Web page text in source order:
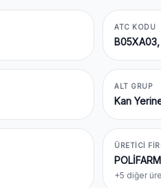
ATC KODU
ALT GRUP
Kan
ÜRETICI
+5 diğer